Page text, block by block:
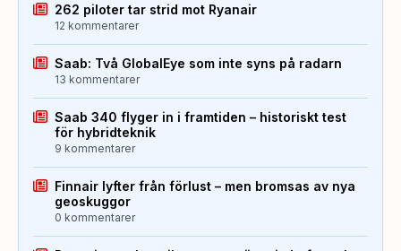
262 piloter tar strid mot Ryanair
12 kommentarer
Saab: Två GlobalEye som inte syns på radarn
13 kommentarer
Saab 340 flyger in i framtiden – historiskt test
för hybridteknik
9 kommentarer
Finnair lyfter från förlust – men bromsas av nya
geoskuggor
0 kommentarer